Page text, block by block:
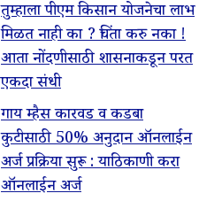
तुम्हाला पीएम किसान योजनेचा लाभ
मिळत नाही का ? चिंता करु नका !
आता नोंदणीसाठी शासनाकडून परत
एकदा संधी
गाय म्हैस कारवड व कडबा
कुटीसाठी 50% अनुदान ऑनलाईन
अर्ज प्रक्रिया सुरू : याठिकाणी करा
ऑनलाईन अर्ज